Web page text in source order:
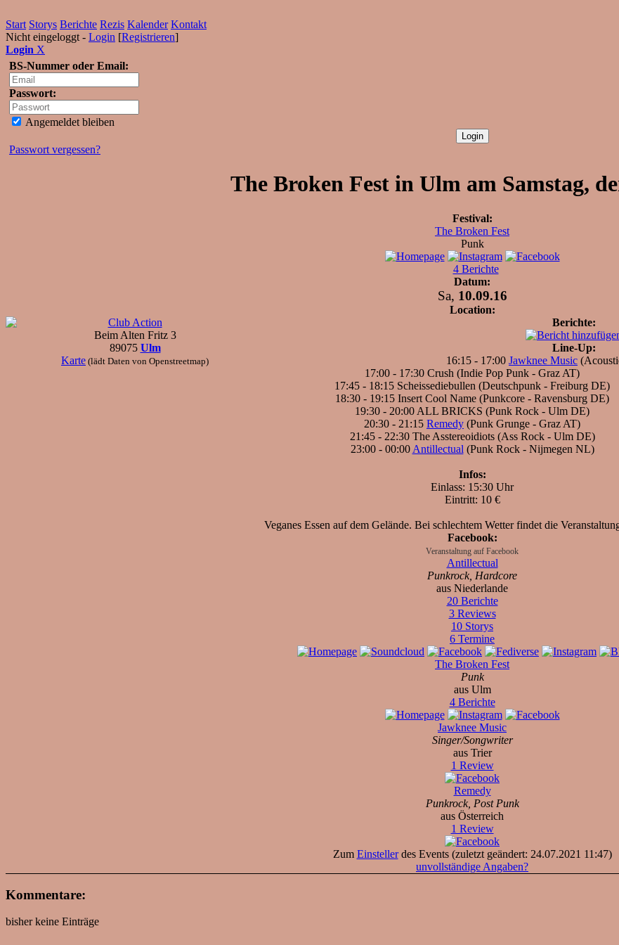
Start Storys Berichte Rezis Kalender Kontakt
Nicht eingeloggt - Login [Registrieren]
Login X
BS-Nummer oder Email:
Passwort:
Angemeldet bleiben
Passwort vergessen?
The Broken Fest in Ulm am Samstag,
Festival:
The Broken Fest
Punk
4 Berichte
Datum:
Sa, 10.09.16
Location:
Club Action
Beim Alten Fritz 3
89075 Ulm
Karte (lädt Daten von Openstreetmap)
Berichte:
Line-Up:
16:15 - 17:00 Jawknee Music
17:00 - 17:30 Crush (Indie Pop Punk - Graz AT)
17:45 - 18:15 Scheissediebullen (Deutschpunk - Freiburg DE)
18:30 - 19:15 Insert Cool Name (Punkcore - Ravensburg DE)
19:30 - 20:00 ALL BRICKS (Punk Rock - Ulm DE)
20:30 - 21:15 Remedy (Punk Grunge - Graz AT)
21:45 - 22:30 The Asstereoidiots (Ass Rock - Ulm DE)
23:00 - 00:00 Antillectual (Punk Rock - Nijmegen NL)
Infos:
Einlass: 15:30 Uhr
Eintritt: 10 €
Veganes Essen auf dem Gelände. Bei schlechtem Wetter findet die
Facebook:
Veranstaltung auf Facebook
Antillectual
Punkrock, Hardcore
aus Niederlande
20 Berichte
3 Reviews
10 Storys
6 Termine
The Broken Fest
Punk
aus Ulm
4 Berichte
Jawknee Music
Singer/Songwriter
aus Trier
1 Review
Remedy
Punkrock, Post Punk
aus Österreich
1 Review
Zum Einstellerdes Events (zuletzt geändert: 24.07.2021 11:47)
unvollständige Angaben?
Kommentare:
bisher keine Einträge